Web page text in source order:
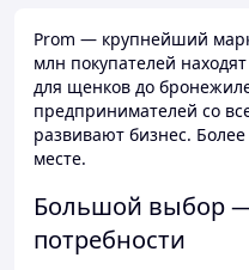
Prom — крупнейший
млн покупателей
для щенков до
предпринимателей со
развивают бизнес.
месте.
Большой выбор
потребности